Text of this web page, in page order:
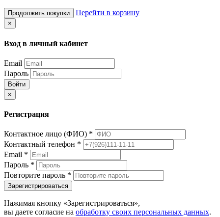
Продолжить покупки Перейти в корзину
×
Вход в личный кабинет
Email
Пароль
Войти
×
Регистрация
Контактное лицо (ФИО) *
Контактный телефон *
Email *
Пароль *
Повторите пароль *
Зарегистрироваться
Нажимая кнопку «Зарегистрироваться»,
вы даете согласие на обработку своих персональных данных.